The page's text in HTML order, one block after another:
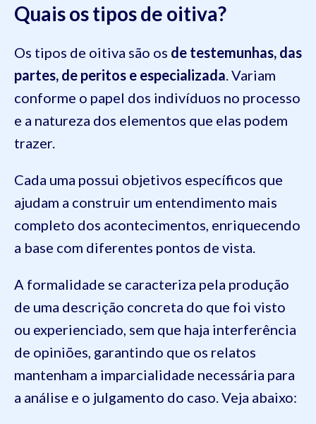
Quais os tipos de oitiva?
Os tipos de oitiva são os de testemunhas, das
partes, de peritos e especializada . Variam
conforme o papel dos indivíduos no processo
e a natureza dos elementos que elas podem
trazer.
Cada uma possui objetivos específicos que
ajudam a construir um entendimento mais
completo dos acontecimentos, enriquecendo
a base com diferentes pontos de vista.
A formalidade se caracteriza pela produção
de uma descrição concreta do que foi visto
ou experienciado, sem que haja interferência
de opiniões, garantindo que os relatos
mantenham a imparcialidade necessária para
a análise e o julgamento do caso. Veja abaixo: